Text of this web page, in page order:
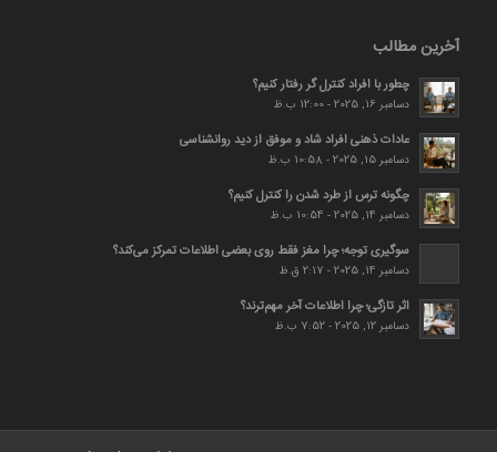
آخرین مطالب
چطور با افراد کنترل گر رفتار کنیم؟
دسامبر 16, 2025 - 12:00 ب.ظ
عادات ذهنی افراد شاد و موفق از دید روانشناسی
دسامبر 15, 2025 - 10:58 ب.ظ
چگونه ترس از طرد شدن را کنترل کنیم؟
دسامبر 14, 2025 - 10:54 ب.ظ
سوگیری توجه؛ چرا مغز فقط روی بعضی اطلاعات تمرکز می‌کند؟
دسامبر 14, 2025 - 2:17 ق.ظ
اثر تازگی؛ چرا اطلاعات آخر مهم‌ترند؟
دسامبر 12, 2025 - 7:52 ب.ظ